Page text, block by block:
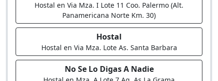
Hostal en Via Mza. I Lote 11 Coo. Palermo (Alt.
Panamericana Norte Km. 30)
Hostal
Hostal en Via Mza. Lote As. Santa Barbara
No Se Lo Digas A Nadie